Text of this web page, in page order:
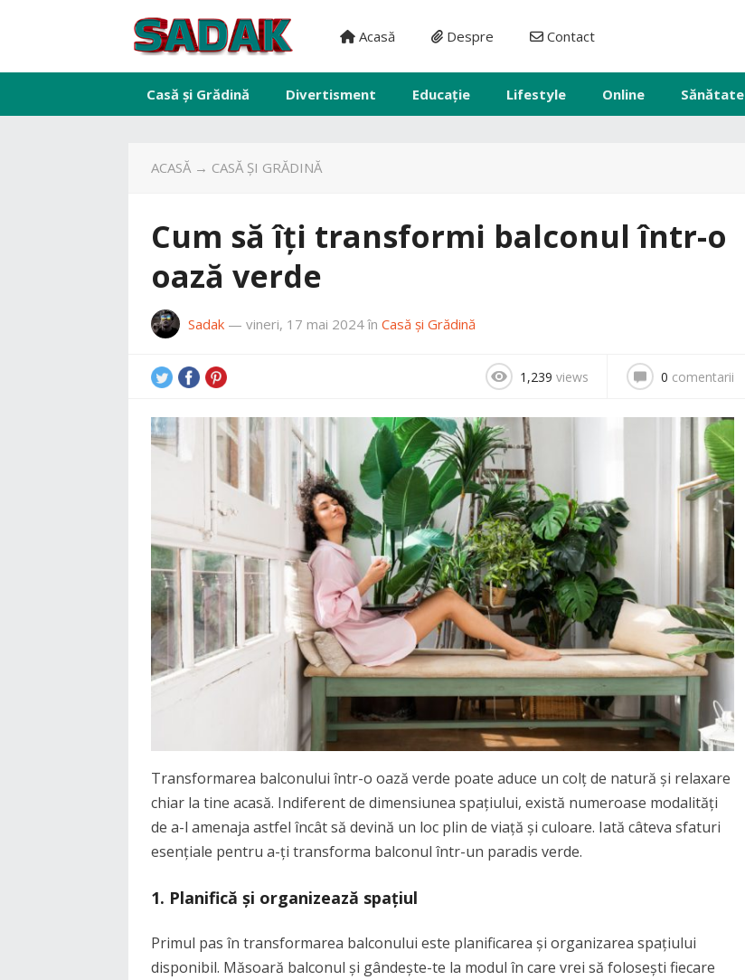
Acasă Despre Contact
Casă și Grădină Divertisment Educație Lifestyle Online Sănătate
ACASĂ→ CASĂ ȘI GRĂDINĂ
Cum să îți transformi balconul într-o
oază verde
Sadak — vineri, 17 mai 2024 în Casă și Grădină
1,239 views 0 comentarii
Transformarea balconului într-o oază verde poate aduce un colț de natură și relaxare
chiar la tine acasă. Indiferent de dimensiunea spațiului, există numeroase modalități
de a-l amenaja astfel încât să devină un loc plin de viață și culoare. Iată câteva sfaturi
esențiale pentru a-ți transforma balconul într-un paradis verde.
1. Planifică și organizează spațiul
Primul pas în transformarea balconului este planificarea și organizarea spațiului
disponibil. Măsoară balconul și gândește-te la modul în care vrei să folosești fiecare